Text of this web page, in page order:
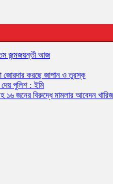
জন্মজয়ন্তী আজ
জোরদার করছে জাপান ও তুরস্ক
দেয় পুলিশ : ইমি
১৬ জনের বিরুদ্ধে মামলার আবেদন খারিজ